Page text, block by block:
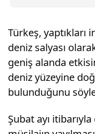
faydalanmalarını
Türkeş, yaptıkları
deniz salyası
geniş alanda
deniz yüzeyine
bulunduğunu
Şubat ayı